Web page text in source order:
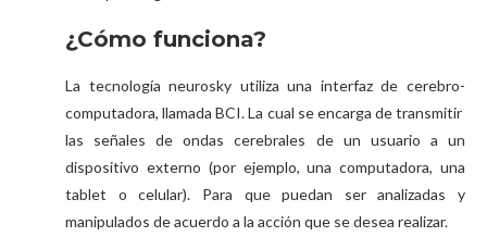
¿Cómo funciona?
La tecnología neurosky utiliza una interfaz de cerebro-
computadora, llamada BCI. La cual se encarga de transmitir
las señales de ondas cerebrales de un usuario a un
dispositivo externo (por ejemplo, una computadora, una
tablet o celular). Para que puedan ser analizadas y
manipulados de acuerdo a la acción que se desea realizar.